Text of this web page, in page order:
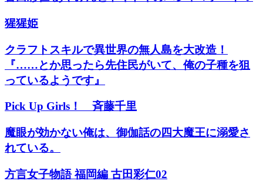
猩猩姫
クラフトスキルで異世界の無人島を大改造！
『……とか思ったら先住民がいて、俺の子種を狙
っているようです』
Pick Up Girls！ 斉藤千里
魔眼が効かない俺は、御伽話の四大魔王に溺愛さ
れている。
方言女子物語 福岡編 古田彩仁02